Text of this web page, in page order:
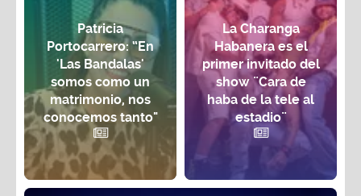
Patricia
Portocarrero: “En
'Las Bandalas'
somos como un
matrimonio, nos
conocemos tanto"
La Charanga
Habanera es el
primer invitado del
show ¨Cara de
haba de la tele al
estadio¨